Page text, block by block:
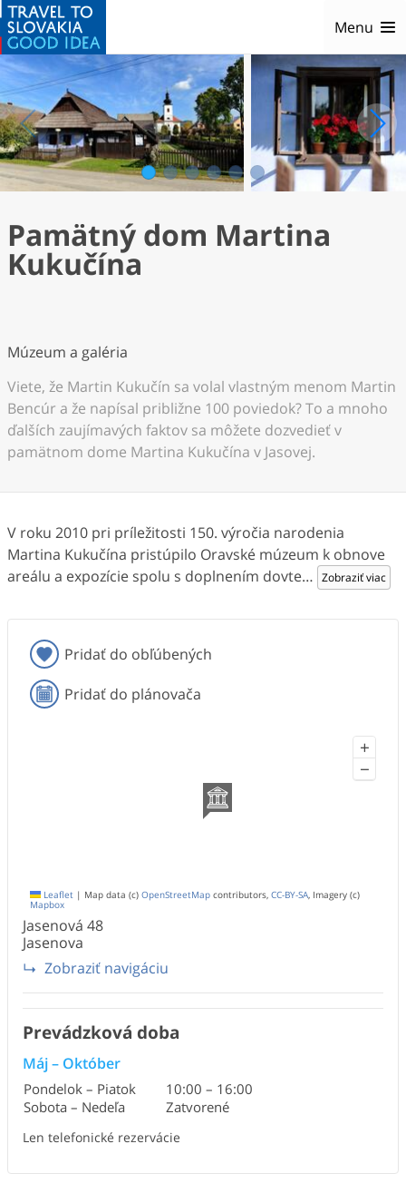
Menu
1 2 3 4 5 6
Pamätný dom Martina
Kukučína
Múzeum a galéria
Viete, že Martin Kukučín sa volal vlastným menom Martin
Bencúr a že napísal približne 100 poviedok? To a mnoho
ďalších zaujímavých faktov sa môžete dozvedieť v
pamätnom dome Martina Kukučína v Jasovej.
V roku 2010 pri príležitosti 150. výročia narodenia
Martina Kukučína pristúpilo Oravské múzeum k obnove
areálu a expozície spolu s doplnením dovte… Zobraziť viac
Pridať do obľúbených
Pridať do plánovača
+
−
Leaflet | Map data (c) OpenStreetMap contributors, CC-BY-SA, Imagery (c)
Mapbox
Jasenová 48
Jasenova
Zobraziť navigáciu
Prevádzková doba
Máj– Október
Pondelok – Piatok 10:00 – 16:00
Sobota – Nedeľa
Zatvorené
Len telefonické rezervácie